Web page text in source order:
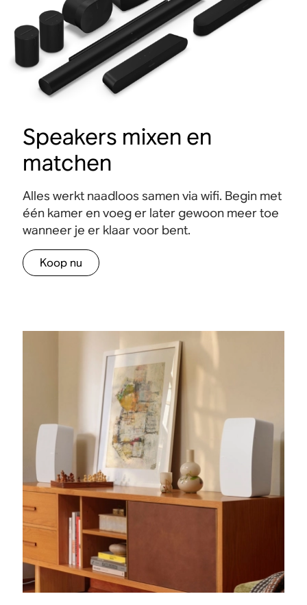
Speakers mixen en
matchen
Alles werkt naadloos samen via wifi. Begin met
één kamer en voeg er later gewoon meer toe
wanneer je er klaar voor bent.
Koop nu